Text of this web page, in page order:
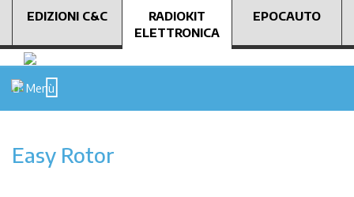
EDIZIONI C&C
RADIOKIT
ELETTRONICA
EPOCAUTO
Menù
Easy Rotor